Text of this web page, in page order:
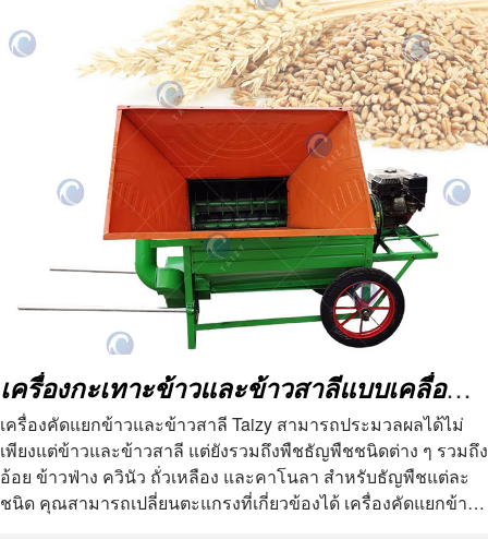
ขนาด 1400*850*1200 มม. (ไม่รวม
ขนาดเครื่องยนต์ดีเซล chassis)
เครื่องกะเทาะข้าวและข้าวสาลีแบบเคลื่อนที่ด้วยตัวเองหลายชุด
เครื่องคัดแยกข้าวและข้าวสาลี Taizy สามารถประมวลผลได้ไม่
เพียงแต่ข้าวและข้าวสาลี แต่ยังรวมถึงพืชธัญพืชชนิดต่าง ๆ รวมถึง
อ้อย ข้าวฟ่าง ควินัว ถั่วเหลือง และคาโนลา สำหรับธัญพืชแต่ละ
ชนิด คุณสามารถเปลี่ยนตะแกรงที่เกี่ยวข้องได้ เครื่องคัดแยกข้าว